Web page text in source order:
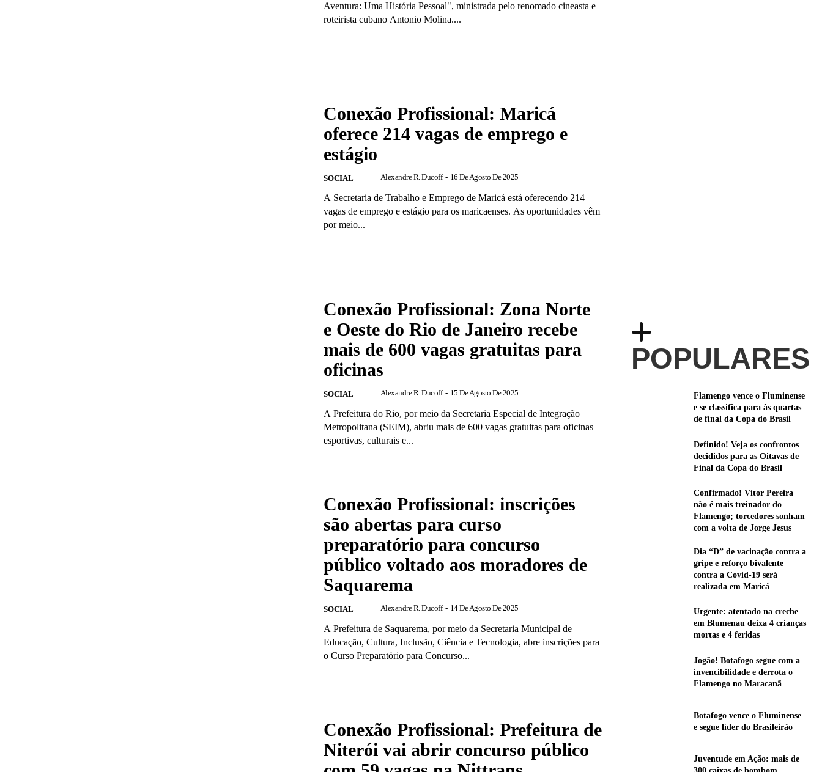
Aventura: Uma História Pessoal", ministrada pelo renomado cineasta e
roteirista cubano Antonio Molina....
Conexão Profissional: Maricá
oferece 214 vagas de emprego e
estágio
SOCIAL Alexandre R. Ducoff - 16 De Agosto De 2025
A Secretaria de Trabalho e Emprego de Maricá está oferecendo 214
vagas de emprego e estágio para os maricaenses. As oportunidades vêm
por meio...
Conexão Profissional: Zona Norte
e Oeste do Rio de Janeiro recebe
mais de 600 vagas gratuitas para
oficinas
SOCIAL Alexandre R. Ducoff - 15 De Agosto De 2025
A Prefeitura do Rio, por meio da Secretaria Especial de Integração
Metropolitana (SEIM), abriu mais de 600 vagas gratuitas para oficinas
esportivas, culturais e...
Conexão Profissional: inscrições
são abertas para curso
preparatório para concurso
público voltado aos moradores de
Saquarema
SOCIAL Alexandre R. Ducoff - 14 De Agosto De 2025
A Prefeitura de Saquarema, por meio da Secretaria Municipal de
Educação, Cultura, Inclusão, Ciência e Tecnologia, abre inscrições para
o Curso Preparatório para Concurso...
Conexão Profissional: Prefeitura de
Niterói vai abrir concurso público
POPULARES
Flamengo vence o Fluminense
e se classifica para às quartas
de final da Copa do Brasil
Definido! Veja os confrontos
decididos para as Oitavas de
Final da Copa do Brasil
Confirmado! Vítor Pereira
não é mais treinador do
Flamengo; torcedores sonham
com a volta de Jorge Jesus
Dia “D” de vacinação contra a
gripe e reforço bivalente
contra a Covid-19 será
realizada em Maricá
Urgente: atentado na creche
em Blumenau deixa 4 crianças
mortas e 4 feridas
Jogão! Botafogo segue com a
invencibilidade e derrota o
Flamengo no Maracanã
Botafogo vence o Fluminense
e segue líder do Brasileirão
Juventude em Ação: mais de